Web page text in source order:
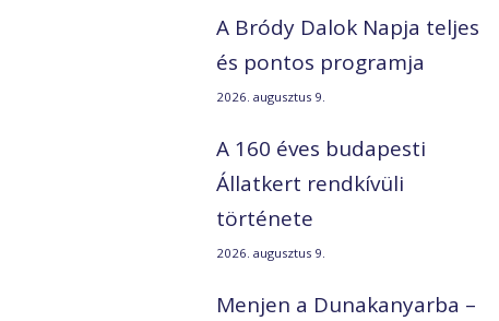
A Bródy Dalok Napja teljes
és pontos programja
2026. augusztus 9.
A 160 éves budapesti
Állatkert rendkívüli
története
2026. augusztus 9.
Menjen a Dunakanyarba –